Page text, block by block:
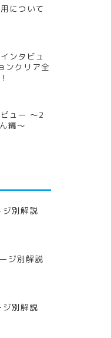
について
ンタビュ
ンクリア全
ュー 〜2
編〜
ジ別解説
ジ別解説
ジ別解説